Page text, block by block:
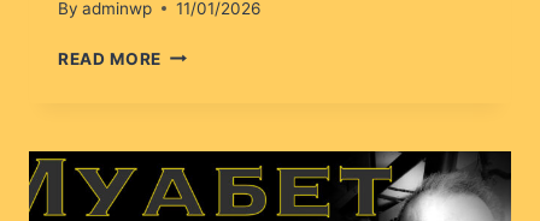
By adminwp 11/01/2026
READ MORE ВИТКАЊЕ